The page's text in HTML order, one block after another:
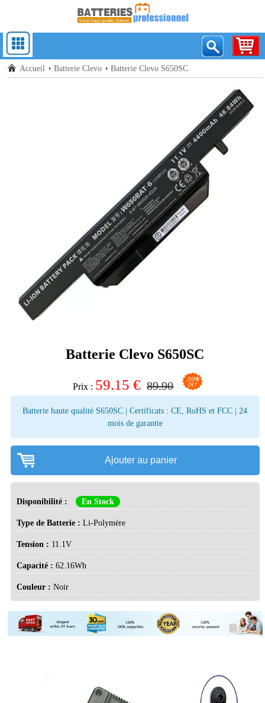
Accueil Batterie Clevo Batterie Clevo S650SC
Batterie Clevo S650SC
Prix : 59.15€ 89.90
Batterie haute qualité S650SC | Certificats : CE, RoHS et FCC | 24
mois de garantie
Ajouter au panier
Disponibilité : En Stock
Type de Batterie :Li-Polymère
Tension : 11.1V
Capacité :62.16Wh
Couleur :Noir